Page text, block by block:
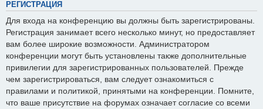
РЕГИСТРАЦИЯ
Для входа на конференцию вы должны быть зарегистрированы.
Регистрация занимает всего несколько минут, но предоставляет
вам более широкие возможности. Администратором
конференции могут быть установлены также дополнительные
привилегии для зарегистрированных пользователей. Прежде
чем зарегистрироваться, вам следует ознакомиться с
правилами и политикой, принятыми на конференции. Помните,
что ваше присутствие на форумах означает согласие со всеми